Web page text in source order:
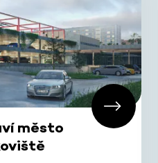
město